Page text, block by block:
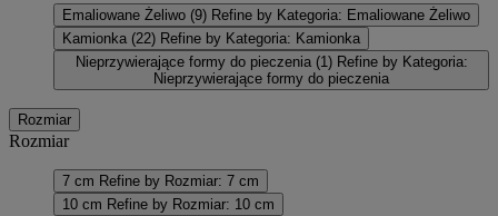
Emaliowane Żeliwo (9) Refine by Kategoria: Emaliowane Żeliwo
Kamionka (22) Refine by Kategoria: Kamionka
Nieprzywierające formy do pieczenia (1) Refine by Kategoria:
Nieprzywierające formy do pieczenia
Rozmiar
Rozmiar
7 cm Refine by Rozmiar: 7 cm
10 cm Refine by Rozmiar: 10 cm